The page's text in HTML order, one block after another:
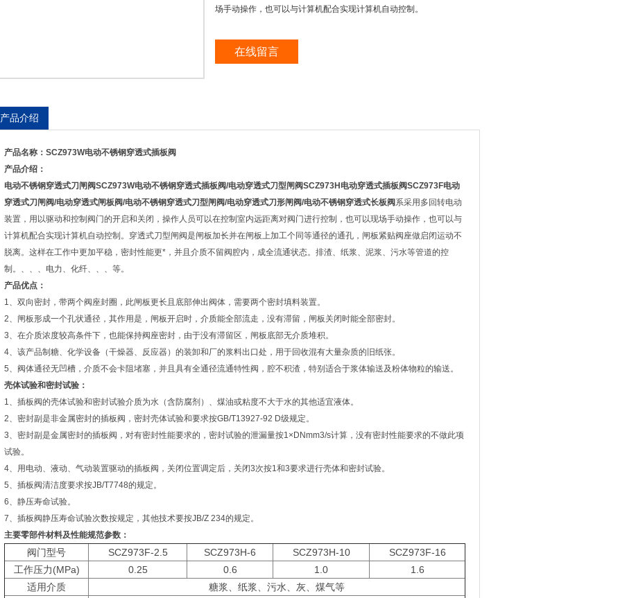
场手动操作，也可以与计算机配合实现计算机自动控制。
在线留言
产品介绍
产品名称： SCZ973W电动不锈钢穿透式插板阀
产品介绍：
电动不锈钢穿透式刀闸阀SCZ973W电动不锈钢穿透式插板阀/电动穿透式刀型闸阀SCZ973H 电动穿透式插板阀SCZ973F电动
穿透式刀闸阀/电动穿透式闸板阀/电动不锈钢穿透式刀型闸阀/电动穿透式刀形闸阀/电动不锈钢穿透式长板阀 系采用多回转电动
装置，用以驱动和控制阀门的开启和关闭，操作人员可以在控制室内远距离对阀门进行控制，也可以现场手动操作，也可以与
计算机配合实现计算机自动控制。穿透式刀型闸阀是闸板加长并在闸板上加工个同等通径的通孔，闸板紧贴阀座做启闭运动不
脱离。这样在工作中更加平稳，密封性能更*，并且介质不留阀腔内，成全流通状态。排渣、纸浆、泥浆、污水等管道的控
制。、、、电力、化纤、、、等。
产品优点：
1、双向密封，带两个阀座封圈，此闸板更长且底部伸出阀体，需要两个密封填料装置。
2、闸板形成一个孔状通径，其作用是，闸板开启时，介质能全部流走，没有滞留，闸板关闭时能全部密封。
3、在介质浓度较高条件下，也能保持阀座密封，由于没有滞留区，闸板底部无介质堆积。
4、该产品制糖、化学设备（干燥器、反应器）的装卸和厂的浆料出口处，用于回收混有大量杂质的旧纸张。
5、阀体通径无凹槽，介质不会卡阻堵塞，并且具有全通径流通特性阀，腔不积渣，特别适合于浆体输送及粉体物粒的输送。
壳体试验和密封试验：
1、插板阀的壳体试验和密封试验介质为水（含防腐剂）、煤油或粘度不大于水的其他适宜液体。
2、密封副是非金属密封的插板阀，密封壳体试验和要求按GB/T13927-92 D级规定。
3、密封副是金属密封的插板阀，对有密封性能要求的，密封试验的泄漏量按1×DNmm3/s计算，没有密封性能要求的不做此项
试验。
4、用电动、液动、气动装置驱动的插板阀，关闭位置调定后，关闭3次按1和3要求进行壳体和密封试验。
5、插板阀清洁度要求按JB/T7748的规定。
6、静压寿命试验。
7、插板阀静压寿命试验次数按规定，其他技术要按JB/Z 234的规定。
主要零部件材料及性能规范参数：
阀门型号 SCZ973F-2.5 SCZ973H-6 SCZ973H-10
SCZ973F-16
工作压力(MPa)
0.25 0.6 1.0
1.6
适用介质
糖浆、纸浆、污水、灰、煤气等